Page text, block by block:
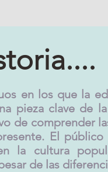
en los que la
pieza clave de
de comprender
El público
la cultura
de las